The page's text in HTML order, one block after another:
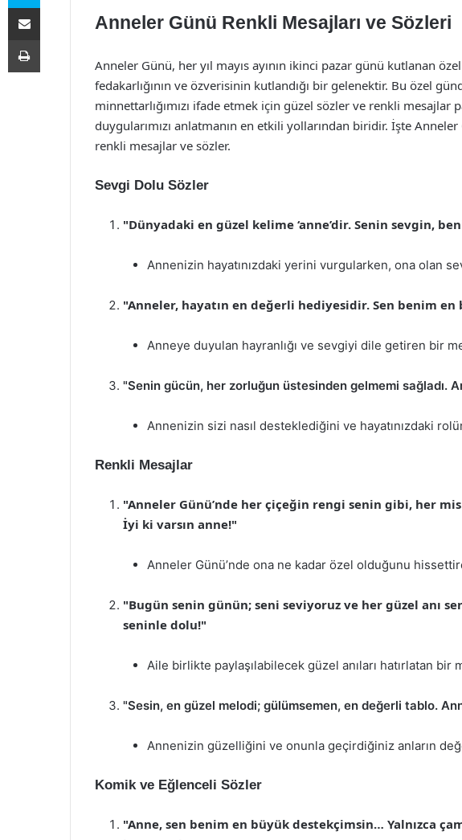
Anneler Günü Renkli Mesajları ve Sözleri
Anneler Günü, her yıl mayıs ayının ikinci pazar günü kutlanan
fedakarlığının ve özverisinin kutlandığı bir gelenektir. Bu özel
minnettarlığımızı ifade etmek için güzel sözler ve renkli mesajlar
duygularımızı anlatmanın en etkili yollarından biridir. İşte
renkli mesajlar ve sözler.
Sevgi Dolu Sözler
"Dünyadaki en güzel kelime ‘anne’dir. Senin sevgin,
Annenizin hayatınızdaki yerini vurgularken, ona olan
"Anneler, hayatın en değerli hediyesidir. Sen benim
Anneye duyulan hayranlığı ve sevgiyi dile getiren bir
"Senin gücün, her zorluğun üstesinden gelmemi sağladı.
Annenizin sizi nasıl desteklediğini ve hayatınızdaki
Renkli Mesajlar
"Anneler Günü’nde her çiçeğin rengi senin gibi, her
İyi ki varsın anne!"
Anneler Günü’nde ona ne kadar özel olduğunu
"Bugün senin günün; seni seviyoruz ve her güzel anı
seninle dolu!"
Aile birlikte paylaşılabilecek güzel anıları hatırlatan bir
"Sesin, en güzel melodi; gülümsemen, en değerli tablo.
Annenizin güzelliğini ve onunla geçirdiğiniz anların
Komik ve Eğlenceli Sözler
"Anne, sen benim en büyük destekçimsin… Yalnızca
E-Posta ile paylaş